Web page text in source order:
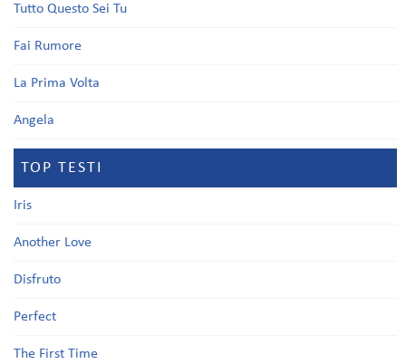
Tutto Questo Sei Tu
Fai Rumore
La Prima Volta
Angela
TOP TESTI
Iris
Another Love
Disfruto
Perfect
The First Time